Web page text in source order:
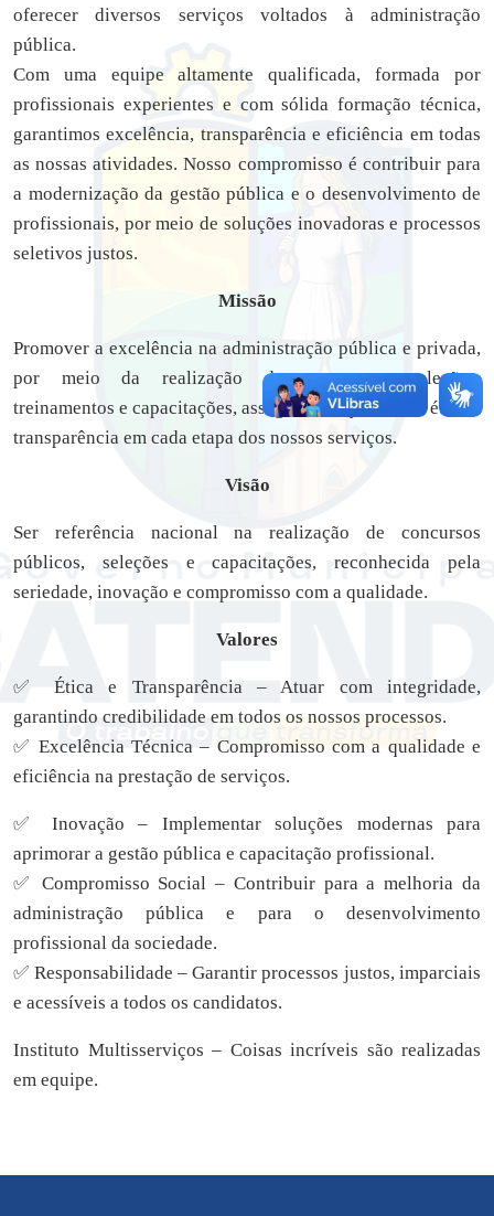
oferecer diversos serviços voltados à administração
pública.
Com uma equipe altamente qualificada, formada por
profissionais experientes e com sólida formação técnica,
garantimos excelência, transparência e eficiência em todas
as nossas atividades. Nosso compromisso é contribuir para
a modernização da gestão pública e o desenvolvimento de
profissionais, por meio de soluções inovadoras e processos
seletivos justos.
Missão
Promover a excelência na administração pública e privada,
por meio da realização de concursos, seleções,
treinamentos e capacitações, assegurando qualidade, ética e
transparência em cada etapa dos nossos serviços.
Visão
Ser referência nacional na realização de concursos
públicos, seleções e capacitações, reconhecida pela
seriedade, inovação e compromisso com a qualidade.
Valores
✅ Ética e Transparência – Atuar com integridade,
garantindo credibilidade em todos os nossos processos.
✅ Excelência Técnica – Compromisso com a qualidade e
eficiência na prestação de serviços.
✅ Inovação – Implementar soluções modernas para
aprimorar a gestão pública e capacitação profissional.
✅ Compromisso Social – Contribuir para a melhoria da
administração pública e para o desenvolvimento
profissional da sociedade.
✅ Responsabilidade – Garantir processos justos, imparciais
e acessíveis a todos os candidatos.
Instituto Multisserviços – Coisas incríveis são realizadas
em equipe.